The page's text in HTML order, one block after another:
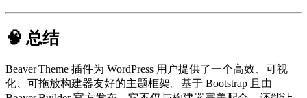
🧠 总结
Beaver Theme 插件为 WordPress 用户提供了一个高效、可视
化、可拖放构建器友好的主题框架。基于 Bootstrap 且由